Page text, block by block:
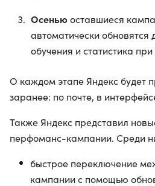
Осеньюоставшиеся
автоматически обновятся
обучения и статистика
О каждом этапе Яндекс будет
заранее: по почте, в
Также Яндекс представил
перфоманс-кампании. Среди
быстрое переключение
кампании с помощью